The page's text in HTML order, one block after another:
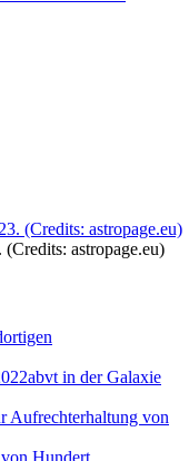
astropage.eu)
in der Galaxie
Aufrechterhaltung von
Hundert